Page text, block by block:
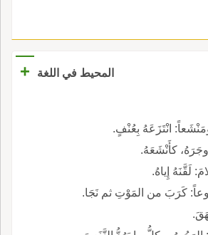
المحيط في اللغة
+
انْتَزَعَهُ بِعُنْفٍ.
كأَنْشَعَهُ.
لَقَّنَهُ إِياهُ.
كَرَبَ من المَوْتِ ثم نَجَا.